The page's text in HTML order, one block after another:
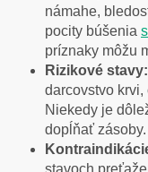
námahe,
pocity búšenia
príznaky môžu
Rizikové stavy:
darcovstvo krvi,
Niekedy je
dopĺňať zásoby.
stavoch